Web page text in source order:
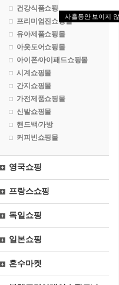
사흘동안 보이지
건강식품쇼핑몰
프리미엄진쇼핑몰
유아제품쇼핑몰
아웃도어쇼핑몰
아이폰/아이패드쇼핑몰
시계쇼핑몰
간지쇼핑몰
가전제품쇼핑몰
신발쇼핑몰
핸드백/가방
커피빈쇼핑몰
영국쇼핑
프랑스쇼핑
독일쇼핑
일본쇼핑
혼수마켓